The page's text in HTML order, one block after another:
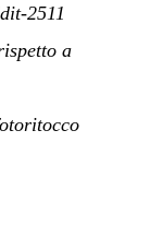
2511
a